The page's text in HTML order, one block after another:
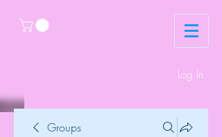
Log In
Groups